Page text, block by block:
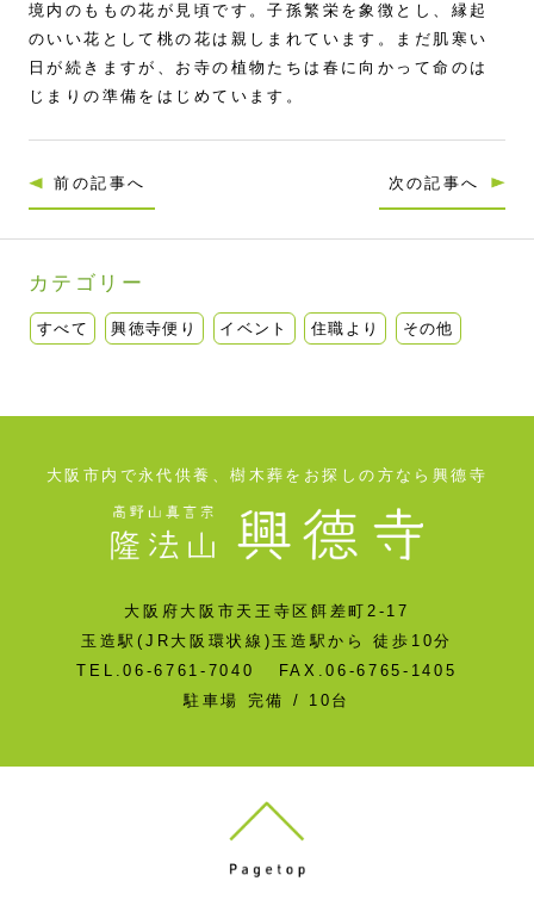
境内のももの花が見頃です。子孫繁栄を象徴とし、縁起
のいい花として桃の花は親しまれています。まだ肌寒い
日が続きますが、お寺の植物たちは春に向かって命のは
じまりの準備をはじめています。
前の記事へ 次の記事へ
カテゴリー
すべて 興徳寺便り イベント 住職より その他
大阪市内で永代供養、樹木葬をお探しの方なら興德寺
大阪府大阪市天王寺区餌差町2-17
玉造駅(JR大阪環状線)玉造駅から 徒歩10分
TEL.06-6761-7040 FAX.06-6765-1405
駐車場 完備 / 10台